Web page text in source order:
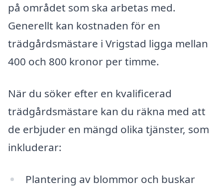
på området som ska arbetas med.
Generellt kan kostnaden för en
trädgårdsmästare i Vrigstad ligga mellan
400 och 800 kronor per timme.
När du söker efter en kvalificerad
trädgårdsmästare kan du räkna med att
de erbjuder en mängd olika tjänster, som
inkluderar:
Plantering av blommor och buskar